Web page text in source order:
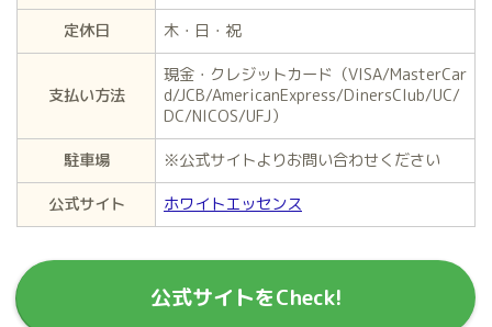
定休日
木・日・祝
支払い方法
現金・クレジットカード（VISA/MasterCar
d/JCB/AmericanExpress/DinersClub/UC/
DC/NICOS/UFJ）
駐車場
※公式サイトよりお問い合わせください
公式サイト
ホワイトエッセンス
公式サイトをCheck!